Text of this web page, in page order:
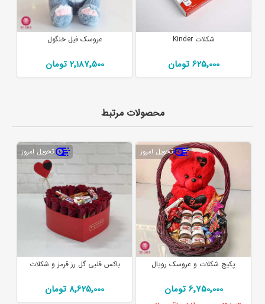
شکلات Kinder
625٬000 تومان
عروسک فیل خنگول
2٬187٬500 تومان
محصولات مرتبط
تحویل امروز
پکیج شکلات و عروسک رویال
6٬750٬000 تومان
تحویل امروز
باکس قلبی گل رز قرمز و شکلات
8٬625٬000 تومان